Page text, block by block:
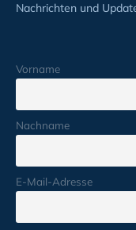
Nachrichten und
Vorname
Nachname
E-Mail-Adresse